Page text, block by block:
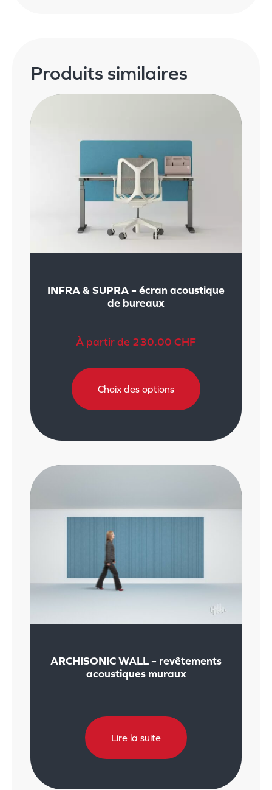
Produits similaires
INFRA & SUPRA – écran acoustique
de bureaux
À partir de 230.00 CHF
Choix des options
ARCHISONIC WALL – revêtements
acoustiques muraux
Lire la suite